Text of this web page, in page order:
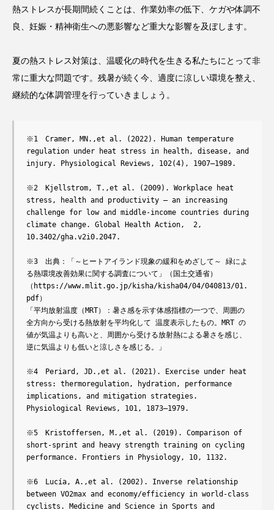
熱ストレスが長期間続くことは、作業効率の低下、ケガや体調不
良、妊娠・精神衛生への悪影響など重大な影響を及ぼします。
夏の熱ストレス対策は、温暖化の時代を生きる私たちにとって非
常に重大な問題です。残暑が続く今、適度に涼しい環境を整え、
継続的な体調管理を行っていきましょう。
※1　Cramer, MN.,et al. (2022). Human temperature
regulation under heat stress in health, disease, and
injury. Physiological Reviews, 102(4), 1907–1989.
※2　Kjellstrom, T.,et al. (2009). Workplace heat
stress, health and productivity – an increasing
challenge for low and middle-income countries during
climate change. Global Health Action,  2,
10.3402/gha.v2i0.2047.
※3　出典：「～ヒートアイランド現象の緩和をめざして～ 緑によ
る熱環境改善効果に関する調査について」（国土交通省）
（https://www.mlit.go.jp/kisha/kisha04/04/040813/01.
pdf）
「平均放射温度（MRT）：暑さ感を示す体感指標の一つで、周囲の
全方向から受ける熱放射を平均化して 温度表示したもの。MRT の
値が気温よりも高いと、周囲から受ける放射熱による暑さを感じ、
逆に気温よりも低いと涼しさを感じる。」
※4　Periard, JD.,et al. (2021). Exercise under heat
stress: thermoregulation, hydration, performance
implications, and mitigation strategies.
Physiological Reviews, 101, 1873–1979.
※5　Kristoffersen, M.,et al. (2019). Comparison of
short-sprint and heavy strength training on cycling
performance. Frontiers in Physiology, 10, 1132.
※6　Lucía, A.,et al. (2002). Inverse relationship
between VO2max and economy/efficiency in world-class
cyclists. Medicine and Science in Sports and